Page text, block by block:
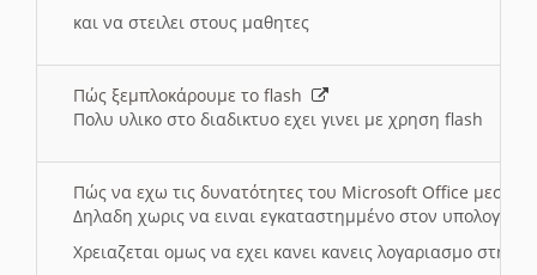
και να στειλει στους μαθητες
Πώς ξεμπλοκάρουμε το flash
Πολυ υλικο στο διαδικτυο εχει γινει με χρηση flash
Πώς να εχω τις δυνατότητες του Microsoft Office μεσω
Δηλαδη χωρις να ειναι εγκαταστημμένο στον
Χρειαζεται ομως να εχει κανει κανεις λογαριασμο στη